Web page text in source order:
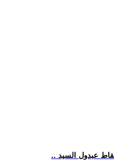
عبدول السيد